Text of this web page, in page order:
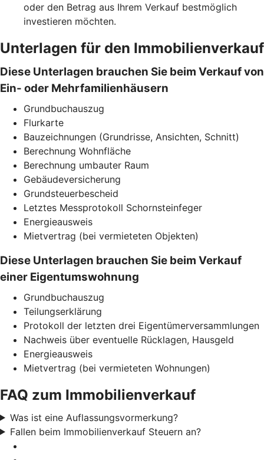
oder den Betrag aus Ihrem Verkauf bestmöglich
investieren möchten.
Unterlagen für den Immobilienverkauf
Diese Unterlagen brauchen Sie beim Verkauf von
Ein- oder Mehrfamilienhäusern
Grundbuchauszug
Flurkarte
Bauzeichnungen (Grundrisse, Ansichten, Schnitt)
Berechnung Wohnfläche
Berechnung umbauter Raum
Gebäudeversicherung
Grundsteuerbescheid
Letztes Messprotokoll Schornsteinfeger
Energieausweis
Mietvertrag (bei vermieteten Objekten)
Diese Unterlagen brauchen Sie beim Verkauf
einer Eigentumswohnung
Grundbuchauszug
Teilungserklärung
Protokoll der letzten drei Eigentümerversammlungen
Nachweis über eventuelle Rücklagen, Hausgeld
Energieausweis
Mietvertrag (bei vermieteten Wohnungen)
FAQ zum Immobilienverkauf
Was ist eine Auflassungsvormerkung?
Fallen beim Immobilienverkauf Steuern an?